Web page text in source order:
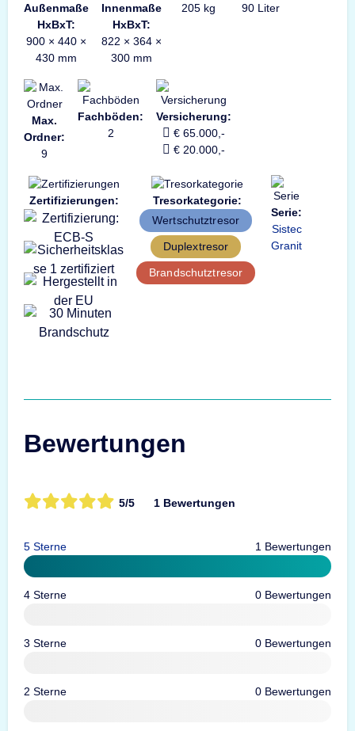
Außenmaße
HxBxT:
900 × 440 ×
430 mm
Innenmaße
HxBxT:
822 × 364 ×
300 mm
205 kg
90 Liter
Max.
Ordner:
9
Fachböden:
2
Versicherung:
€ 65.000,-
€ 20.000,-
Zertifizierungen:
Tresorkategorie:
Wertschutztresor
Duplextresor
Brandschutztresor
Serie:
Sistec
Granit
Bewertungen
5/5 1 Bewertungen
5 Sterne 1 Bewertungen
4 Sterne 0 Bewertungen
3 Sterne 0 Bewertungen
2 Sterne 0 Bewertungen